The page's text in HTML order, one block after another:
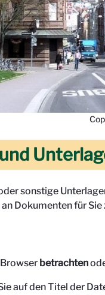
sonstige
Dokumenten für
betrachten
auf den Titel der